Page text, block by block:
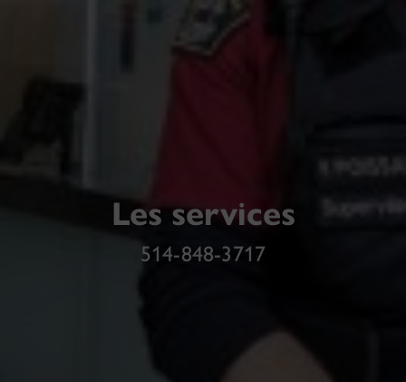
Les services
514-848-3717